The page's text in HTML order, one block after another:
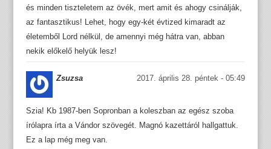
és minden tiszteletem az övék, mert amit és ahogy csinálják,
az fantasztikus! Lehet, hogy egy-két évtized kimaradt az
életemből Lord nélkül, de amennyi még hátra van, abban
nekik előkelő helyük lesz!
Zsuzsa 2017. április 28. péntek - 05:49
Szia! Kb 1987-ben Sopronban a koleszban az egész szoba
írólapra írta a Vándor szövegét. Magnó kazettáról hallgattuk.
Ez a lap még meg van.